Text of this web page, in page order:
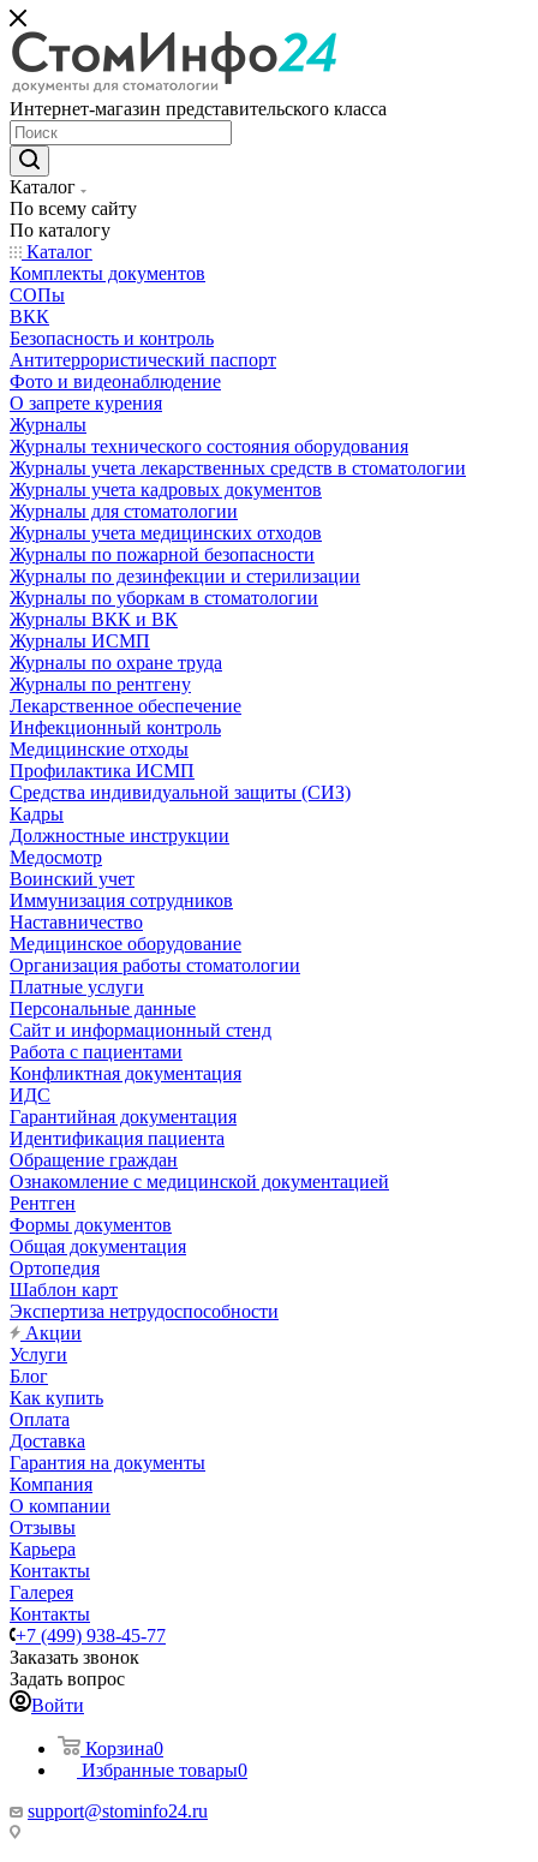
Интернет-магазин представительского класса
Каталог
По всему сайту
По каталогу
Каталог
Комплекты документов
СОПы
ВКК
Безопасность и контроль
Антитеррористический паспорт
Фото и видеонаблюдение
О запрете курения
Журналы
Журналы технического состояния оборудования
Журналы учета лекарственных средств в стоматологии
Журналы учета кадровых документов
Журналы для стоматологии
Журналы учета медицинских отходов
Журналы по пожарной безопасности
Журналы по дезинфекции и стерилизации
Журналы по уборкам в стоматологии
Журналы ВКК и ВК
Журналы ИСМП
Журналы по охране труда
Журналы по рентгену
Лекарственное обеспечение
Инфекционный контроль
Медицинские отходы
Профилактика ИСМП
Средства индивидуальной защиты (СИЗ)
Кадры
Должностные инструкции
Медосмотр
Воинский учет
Иммунизация сотрудников
Наставничество
Медицинское оборудование
Организация работы стоматологии
Платные услуги
Персональные данные
Сайт и информационный стенд
Работа с пациентами
Конфликтная документация
ИДС
Гарантийная документация
Идентификация пациента
Обращение граждан
Ознакомление с медицинской документацией
Рентген
Формы документов
Общая документация
Ортопедия
Шаблон карт
Экспертиза нетрудоспособности
Акции
Услуги
Блог
Как купить
Оплата
Доставка
Гарантия на документы
Компания
О компании
Отзывы
Карьера
Контакты
Галерея
Контакты
+7 (499) 938-45-77
Заказать звонок
Задать вопрос
Войти
Корзина0
Избранные товары0
support@stominfo24.ru